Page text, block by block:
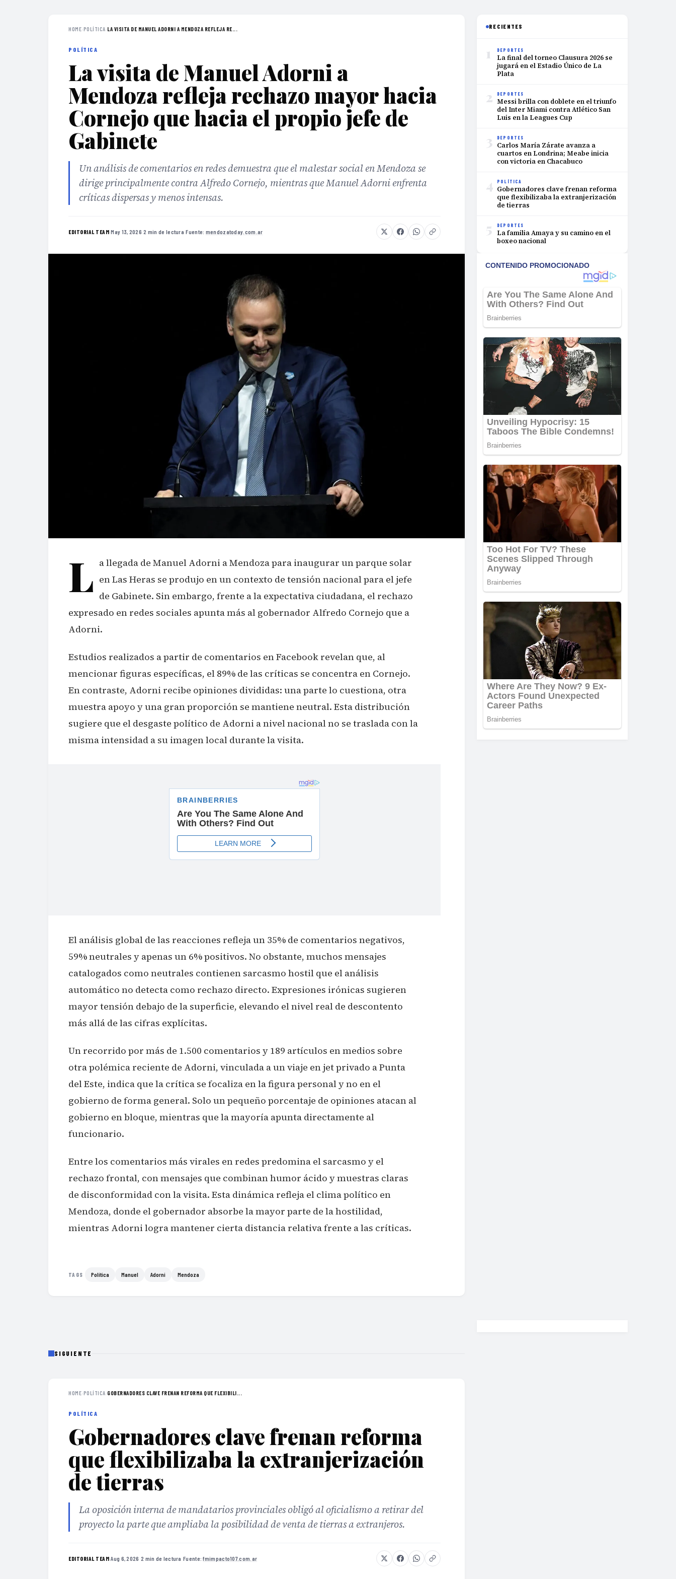
HOME›POLÍTICA›LA VISITA DE MANUEL ADORNI A MENDOZA REFLEJA RE...
POLÍTICA
La visita de Manuel Adorni a
Mendoza refleja rechazo mayor hacia
Cornejo que hacia el propio jefe de
Gabinete
Un análisis de comentarios en redes demuestra que el malestar social en Mendoza se
dirige principalmente contra Alfredo Cornejo, mientras que Manuel Adorni enfrenta
críticas dispersas y menos intensas.
EDITORIAL TEAM·May 13, 2026·2 min de lectura·Fuente: mendozatoday.com.ar
L a llegada de Manuel Adorni a Mendoza para inaugurar un parque solar
en Las Heras se produjo en un contexto de tensión nacional para el jefe
de Gabinete. Sin embargo, frente a la expectativa ciudadana, el rechazo
expresado en redes sociales apunta más al gobernador Alfredo Cornejo que a
Adorni.
Estudios realizados a partir de comentarios en Facebook revelan que, al
mencionar figuras específicas, el 89% de las críticas se concentra en Cornejo.
En contraste, Adorni recibe opiniones divididas: una parte lo cuestiona, otra
muestra apoyo y una gran proporción se mantiene neutral. Esta distribución
sugiere que el desgaste político de Adorni a nivel nacional no se traslada con la
misma intensidad a su imagen local durante la visita.
El análisis global de las reacciones refleja un 35% de comentarios negativos,
59% neutrales y apenas un 6% positivos. No obstante, muchos mensajes
catalogados como neutrales contienen sarcasmo hostil que el análisis
automático no detecta como rechazo directo. Expresiones irónicas sugieren
mayor tensión debajo de la superficie, elevando el nivel real de descontento
más allá de las cifras explícitas.
Un recorrido por más de 1.500 comentarios y 189 artículos en medios sobre
otra polémica reciente de Adorni, vinculada a un viaje en jet privado a Punta
del Este, indica que la crítica se focaliza en la figura personal y no en el
gobierno de forma general. Solo un pequeño porcentaje de opiniones atacan al
gobierno en bloque, mientras que la mayoría apunta directamente al
funcionario.
Entre los comentarios más virales en redes predomina el sarcasmo y el
rechazo frontal, con mensajes que combinan humor ácido y muestras claras
de disconformidad con la visita. Esta dinámica refleja el clima político en
Mendoza, donde el gobernador absorbe la mayor parte de la hostilidad,
mientras Adorni logra mantener cierta distancia relativa frente a las críticas.
TAGS Política Manuel Adorni Mendoza
RECIENTES
1 DEPORTES
La final del torneo Clausura 2026 se
jugará en el Estadio Único de La
Plata
2 DEPORTES
Messi brilla con doblete en el triunfo
del Inter Miami contra Atlético San
Luis en la Leagues Cup
3 DEPORTES
Carlos María Zárate avanza a
cuartos en Londrina; Meabe inicia
con victoria en Chacabuco
4 POLÍTICA
Gobernadores clave frenan reforma
que flexibilizaba la extranjerización
de tierras
5 DEPORTES
La familia Amaya y su camino en el
boxeo nacional
SIGUIENTE
HOME›POLÍTICA›GOBERNADORES CLAVE FRENAN REFORMA QUE FLEXIBILI...
POLÍTICA
Gobernadores clave frenan reforma
que flexibilizaba la extranjerización
de tierras
La oposición interna de mandatarios provinciales obligó al oficialismo a retirar del
proyecto la parte que ampliaba la posibilidad de venta de tierras a extranjeros.
EDITORIAL TEAM·Aug 6, 2026 ·2 min de lectura ·Fuente:fmimpacto107.com.ar